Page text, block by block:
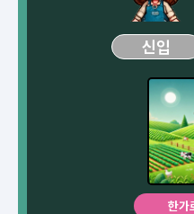
신입
한가